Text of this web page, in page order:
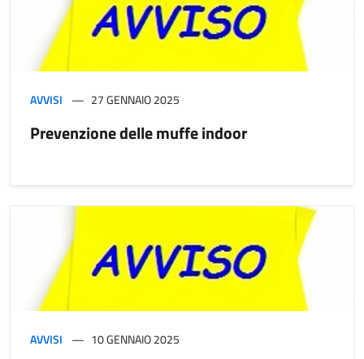
AVVISI 27 GENNAIO 2025
Prevenzione delle muffe indoor
AVVISI 10 GENNAIO 2025